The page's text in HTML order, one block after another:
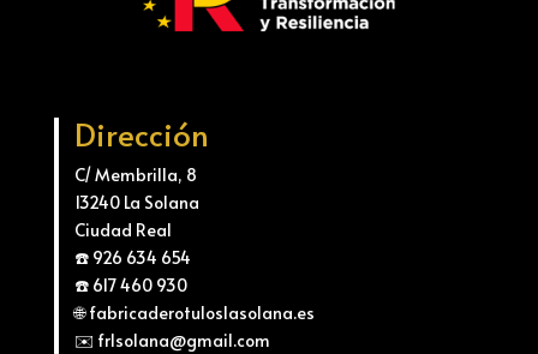
Dirección
C/ Membrilla, 8
13240 La Solana
Ciudad Real
☎️ 926 634 654
☎️ 617 460 930
🌐 fabricaderotuloslasolana.es
✉️ frlsolana@gmail.com